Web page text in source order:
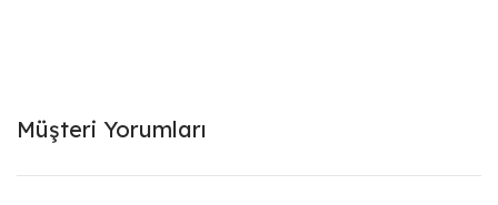
Müşteri Yorumları